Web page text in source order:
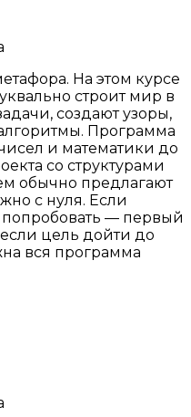
На этом курсе
строит мир в
создают узоры,
Программа
и математики до
со структурами
обычно предлагают
с нуля. Если
попробовать — первый
цель дойти до
вся программа